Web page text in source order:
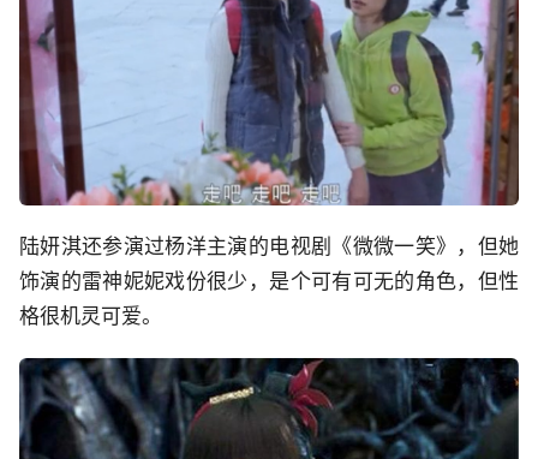
陆妍淇还参演过杨洋主演的电视剧《微微一笑》，但她
饰演的雷神妮妮戏份很少，是个可有可无的角色，但性
格很机灵可爱。